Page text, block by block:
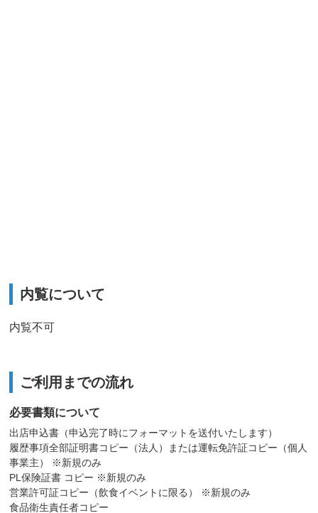
内覧について
内覧不可
ご利用までの流れ
必要書類について
出店申込書（申込完了時にフォーマットを送付いたします）
履歴事項全部証明書コピー（法人）または運転免許証コピー（個人
事業主） ※新規のみ
PL保険証書 コピー ※新規のみ
営業許可証コピー（飲食イベントに限る） ※新規のみ
食品衛生責任者コピー